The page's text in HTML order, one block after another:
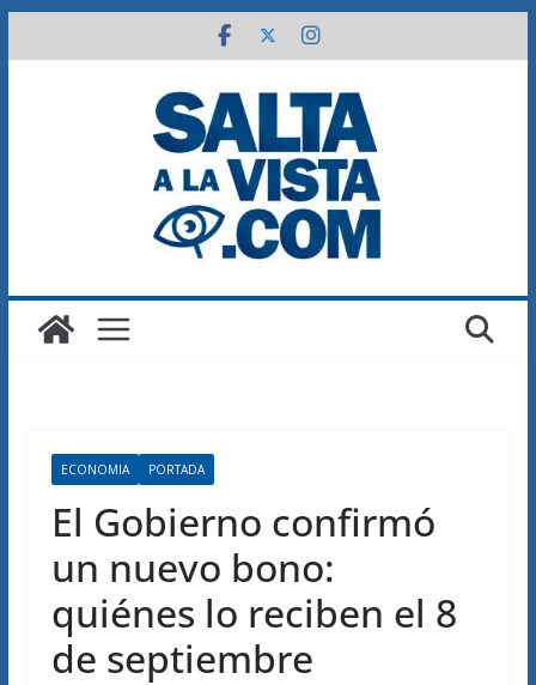
al
ECONOMIA PORTADA
El Gobierno confirmó
un nuevo bono:
quiénes lo reciben el 8
de septiembre